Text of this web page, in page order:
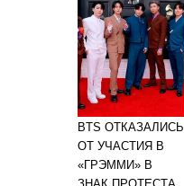
BTS ОТКАЗАЛИСЬ
ОТ УЧАСТИЯ В
«ГРЭММИ» В